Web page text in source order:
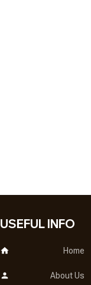
USEFUL INFO
Home
About Us